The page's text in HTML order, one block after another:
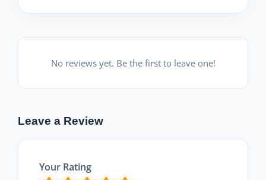
No reviews yet. Be the first to leave one!
Leave a Review
Your Rating